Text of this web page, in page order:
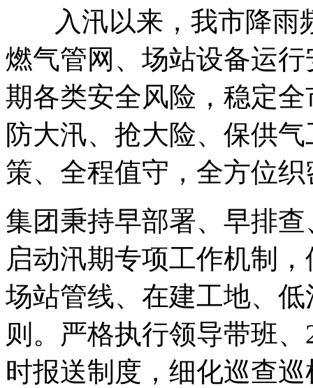
入汛以来，我市降
燃气管网、场站设备运
期各类安全风险，稳定
防大汛、抢大险、保供
策、全程值守，全方位
集团秉持早部署、早排
启动汛期专项工作机制
场站管线、在建工地、
则。严格执行领导带班
时报送制度，细化巡查